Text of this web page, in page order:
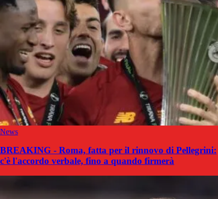
News
BREAKING - Roma, fatta per il rinnovo di Pellegrini:
c'è l'accordo verbale, fino a quando firmerà